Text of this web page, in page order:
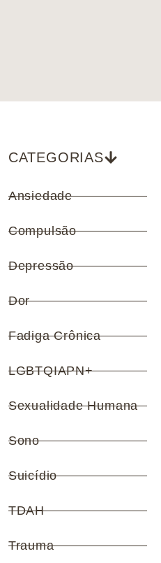
CATEGORIAS
Ansiedade
Compulsão
Depressão
Dor
Fadiga Crônica
LGBTQIAPN+
Sexualidade Humana
Sono
Suicídio
TDAH
Trauma